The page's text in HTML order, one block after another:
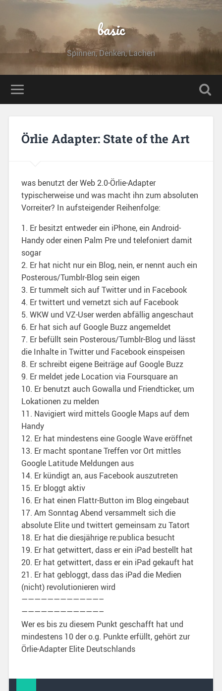
basic
Spinnen, Denken, Lachen
Örlie Adapter: State of the Art
was benutzt der Web 2.0-Örlie-Adapter
typischerweise und was macht ihn zum absoluten
Vorreiter? In aufsteigender Reihenfolge:
1. Er besitzt entweder ein iPhone, ein Android-
Handy oder einen Palm Pre und telefoniert damit
sogar
2. Er hat nicht nur ein Blog, nein, er nennt auch ein
Posterous/Tumblr-Blog sein eigen
3. Er tummelt sich auf Twitter und in Facebook
4. Er twittert und vernetzt sich auf Facebook
5. WKW und VZ-User werden abfällig angeschaut
6. Er hat sich auf Google Buzz angemeldet
7. Er befüllt sein Posterous/Tumblr-Blog und lässt
die Inhalte in Twitter und Facebook einspeisen
8. Er schreibt eigene Beiträge auf Google Buzz
9. Er meldet jede Location via Foursquare an
10. Er benutzt auch Gowalla und Friendticker, um
Lokationen zu melden
11. Navigiert wird mittels Google Maps auf dem
Handy
12. Er hat mindestens eine Google Wave eröffnet
13. Er macht spontane Treffen vor Ort mittles
Google Latitude Meldungen aus
14. Er kündigt an, aus Facebook auszutreten
15. Er bloggt aktiv
16. Er hat einen Flattr-Button im Blog eingebaut
17. Am Sonntag Abend versammelt sich die
absolute Elite und twittert gemeinsam zu Tatort
18. Er hat die diesjährige re:publica besucht
19. Er hat getwittert, dass er ein iPad bestellt hat
20. Er hat getwittert, dass er ein iPad gekauft hat
21. Er hat gebloggt, dass das iPad die Medien
(nicht) revolutionieren wird
————————————–
————————————–
Wer es bis zu diesem Punkt geschafft hat und
mindestens 10 der o.g. Punkte erfüllt, gehört zur
Örlie-Adapter Elite Deutschlands